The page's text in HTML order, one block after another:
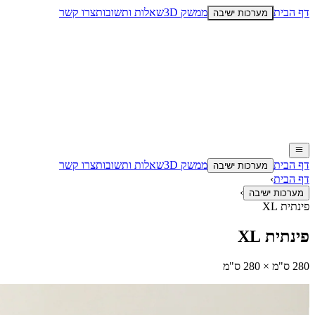
דף הבית מערכות ישיבה ממשק 3D שאלות ותשובותצרו קשר
דף הבית מערכות ישיבה ממשק 3D שאלות ותשובותצרו קשר
דף הבית›
מערכות ישיבה
›
פינתית XL
פינתית XL
280 ס"מ × 280 ס"מ